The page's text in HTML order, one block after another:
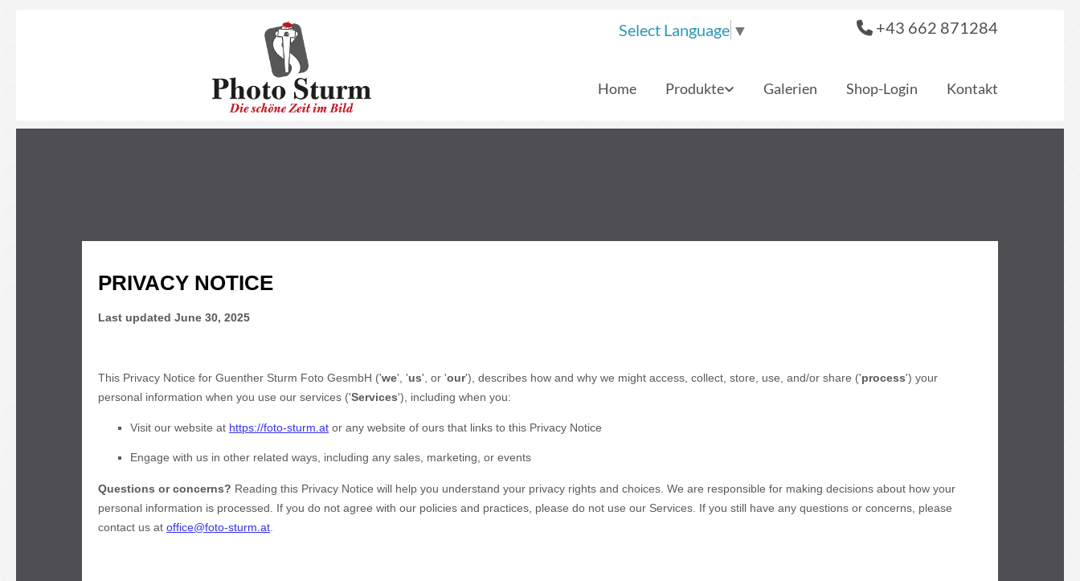
Select Language ▼ +43 662 871284
Home Produkte Galerien Shop-Login Kontakt